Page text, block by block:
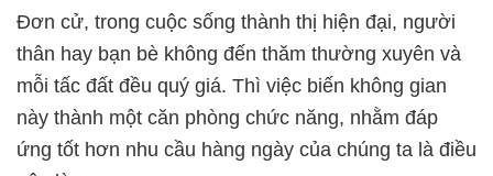
Đơn cử, trong cuộc sống thành thị hiện đại, người
thân hay bạn bè không đến thăm thường xuyên và
mỗi tấc đất đều quý giá. Thì việc biến không gian
này thành một căn phòng chức năng, nhằm đáp
ứng tốt hơn nhu cầu hàng ngày của chúng ta là điều